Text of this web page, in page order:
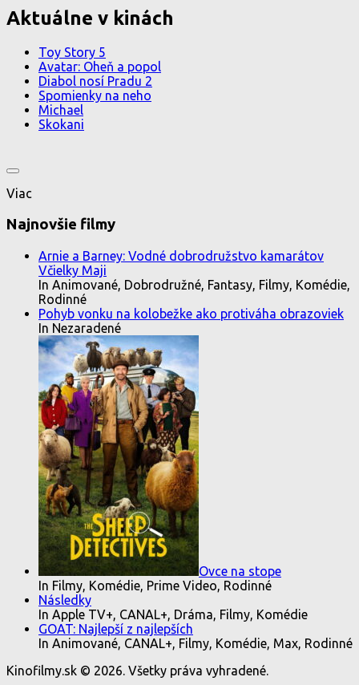
Aktuálne v kinách
Toy Story 5
Avatar: Oheň a popol
Diabol nosí Pradu 2
Spomienky na neho
Michael
Skokani
Viac
Najnovšie filmy
Arnie a Barney: Vodné dobrodružstvo kamarátov
Včielky Maji
In Animované, Dobrodružné, Fantasy, Filmy, Komédie,
Rodinné
Pohyb vonku na kolobežke ako protiváha obrazoviek
In Nezaradené
Ovce na stope
In Filmy, Komédie, Prime Video, Rodinné
Následky
In Apple TV+, CANAL+, Dráma, Filmy, Komédie
GOAT: Najlepší z najlepších
In Animované, CANAL+, Filmy, Komédie, Max, Rodinné
Kinofilmy.sk © 2026. Všetky práva vyhradené.